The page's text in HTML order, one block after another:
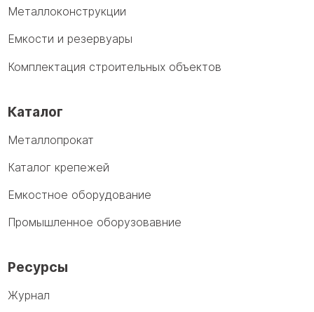
Металлоконструкции
Емкости и резервуары
Комплектация строительных объектов
Каталог
Металлопрокат
Каталог крепежей
Емкостное оборудование
Промышленное оборузовавние
Ресурсы
Журнал